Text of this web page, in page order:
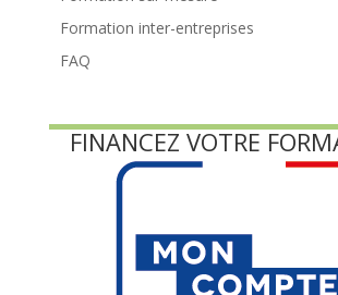
Formation inter-entreprises
FAQ
FINANCEZ VOTRE